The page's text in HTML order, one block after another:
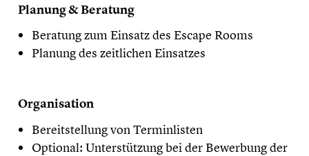
Planung & Beratung
Beratung zum Einsatz des Escape Rooms
Planung des zeitlichen Einsatzes
Organisation
Bereitstellung von Terminlisten
Optional: Unterstützung bei der Bewerbung der